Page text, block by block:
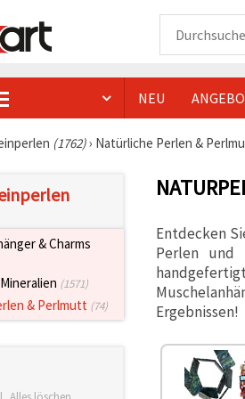
NEU
(1762)› Natürliche Perlen &
& Charms
(1571)
& Perlmutt (74)
Entdecken
Perlen und
Ergebnissen!